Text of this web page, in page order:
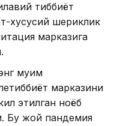
тиббиёт
хусусий шериклик
марказига
муҳим
марказини
этилган ноёб
Бу жой пандемия